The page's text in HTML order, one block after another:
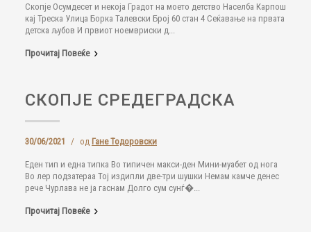
Скопје Осумдесет и некоја Градот на моето детство Населба Карпош
кај Треска Улица Борка Талевски Број 60 стан 4 Сеќавање на првата
детска љубов И првиот ноемвриски д...
Прочитај Повеќе
СКОПЈЕ СРЕДЕГРАДСКА
30/06/2021 / од Гане Тодоровски
Еден тип и една типка Во типичен макси-ден Мини-муабет од нога
Во лер подзатераа Тој издипли две-три шушки Немам камче денес
рече Чурлава не ја гаснам Долго сум сунѓ�...
Прочитај Повеќе